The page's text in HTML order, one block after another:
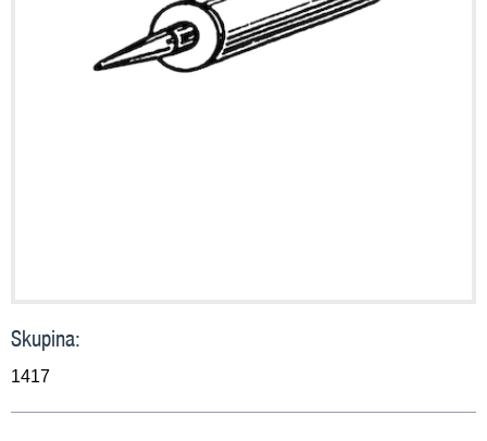
Skupina:
1417